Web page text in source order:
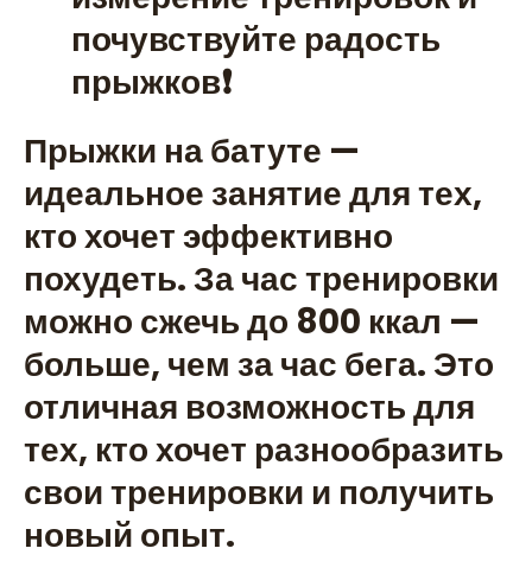
почувствуйте радость
прыжков❗
Прыжки на батуте —
идеальное занятие для тех,
кто хочет эффективно
похудеть. За час тренировки
можно сжечь до 800 ккал —
больше, чем за час бега. Это
отличная возможность для
тех, кто хочет разнообразить
свои тренировки и получить
новый опыт.